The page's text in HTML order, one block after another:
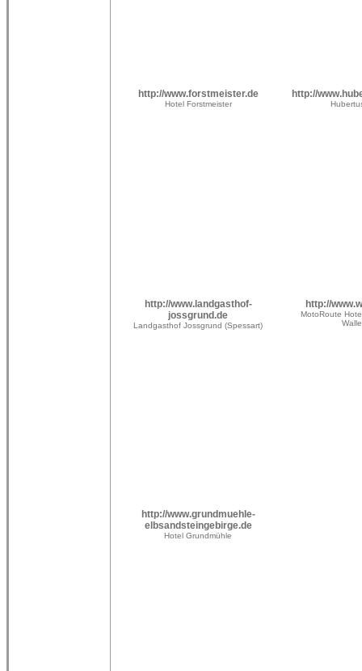
http://www.forstmeister.de
Hotel Forstmeister
http://
http://www.landgasthof-
jossgrund.de
Landgasthof Jossgrund (Spessart)
http://
MotoRoute
http://www.grundmuehle-
elbsandsteingebirge.de
Hotel Grundmühle